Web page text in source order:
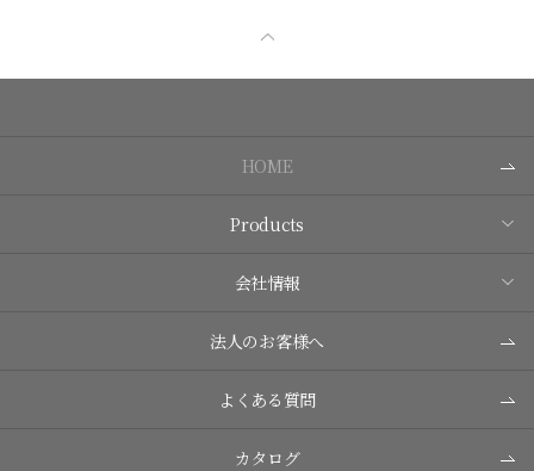
HOME
Products
会社情報
法人のお客様へ
よくある質問
カタログ